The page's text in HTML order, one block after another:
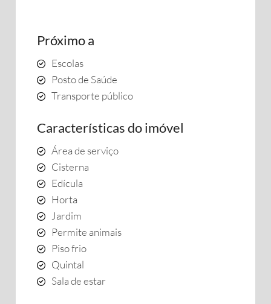
Próximo a
Escolas
Posto de Saúde
Transporte público
Características do imóvel
Área de serviço
Cisterna
Edícula
Horta
Jardim
Permite animais
Piso frio
Quintal
Sala de estar